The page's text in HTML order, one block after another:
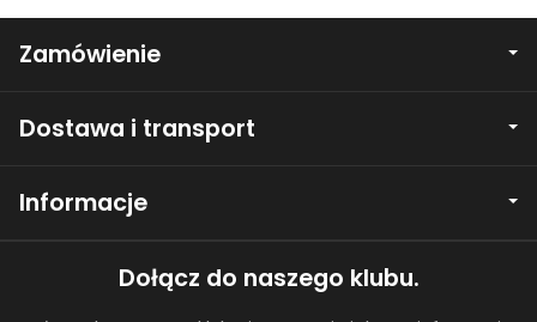
Zamówienie
Dostawa i transport
Informacje
Dołącz do naszego klubu.